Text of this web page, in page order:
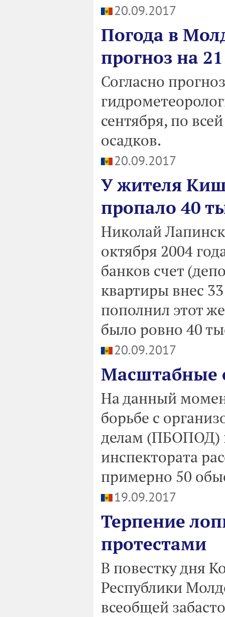
20.09.2017
Погода в
прогноз на
Согласно
сентября, по
осадков.
20.09.2017
У жителя
пропало 40
Николай
октября 2004
банков счет
квартиры внес
пополнил этот
было ровно 40
20.09.2017
Масштабные
На данный
борьбе с
делам (ПБОПОД)
инспектората
примерно 50
19.09.2017
Терпение
протестами
В повестку дня
Республики
всеобщей